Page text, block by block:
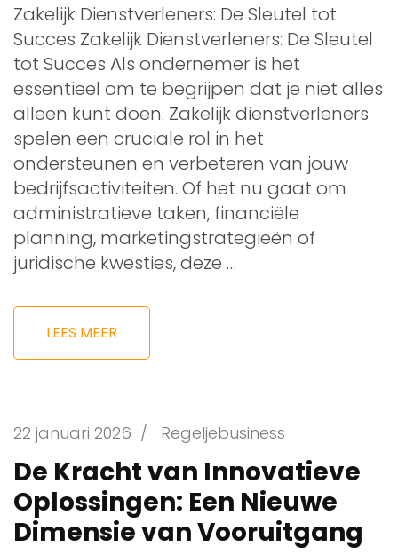
Zakelijk Dienstverleners: De Sleutel tot
Succes Zakelijk Dienstverleners: De Sleutel
tot Succes Als ondernemer is het
essentieel om te begrijpen dat je niet alles
alleen kunt doen. Zakelijk dienstverleners
spelen een cruciale rol in het
ondersteunen en verbeteren van jouw
bedrijfsactiviteiten. Of het nu gaat om
administratieve taken, financiële
planning, marketingstrategieën of
juridische kwesties, deze …
LEES MEER
22 januari 2026 / Regeljebusiness
De Kracht van Innovatieve
Oplossingen: Een Nieuwe
Dimensie van Vooruitgang